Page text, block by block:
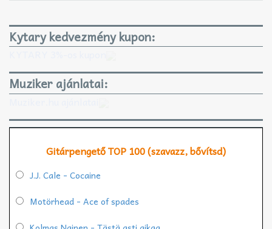
Kytary kedvezmény kupon:
Muziker ajánlatai:
Gitárpengető TOP 100 (szavazz, bővítsd)
J.J. Cale - Cocaine
Motörhead - Ace of spades